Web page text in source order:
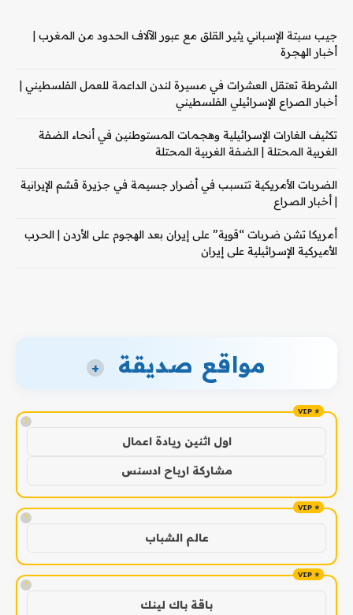
جيب سبتة الإسباني يثير القلق مع عبور الآلاف الحدود من المغرب |
أخبار الهجرة
الشرطة تعتقل العشرات في مسيرة لندن الداعمة للعمل الفلسطيني |
أخبار الصراع الإسرائيلي الفلسطيني
تكثيف الغارات الإسرائيلية وهجمات المستوطنين في أنحاء الضفة
الغربية المحتلة | الضفة الغربية المحتلة
الضربات الأمريكية تتسبب في أضرار جسيمة في جزيرة قشم الإيرانية
| أخبار الصراع
أمريكا تشن ضربات “قوية” على إيران بعد الهجوم على الأردن | الحرب
الأميركية الإسرائيلية على إيران
مواقع صديقة +
!
اول اثنين ريادة اعمال
مشاركة ارباح ادسنس
!
عالم الشباب
!
باقة باك لينك